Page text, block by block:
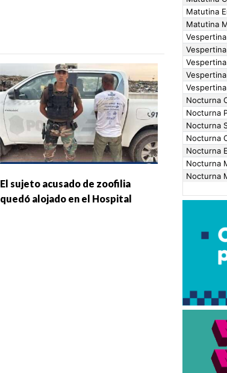
El sujeto acusado de zoofilia
quedó alojado en el Hospital